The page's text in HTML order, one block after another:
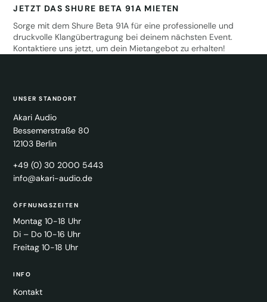
JETZT DAS SHURE BETA 91A MIETEN
Sorge mit dem Shure Beta 91A für eine professionelle und
druckvolle Klangübertragung bei deinem nächsten Event.
Kontaktiere uns jetzt, um dein Mietangebot zu erhalten!
UNSER STANDORT
Akari Audio
Bessemerstraße 80
12103 Berlin
+49 (0) 30 2000 5443
info@akari-audio.de
ÖFFNUNGSZEITEN
Montag 10-18 Uhr
Di – Do 10-16 Uhr
Freitag 10-18 Uhr
INFO
Kontakt